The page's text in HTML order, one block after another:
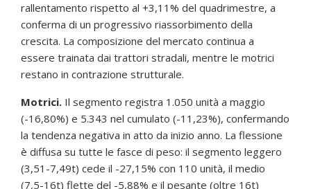
rallentamento rispetto al +3,11% del quadrimestre, a
conferma di un progressivo riassorbimento della
crescita. La composizione del mercato continua a
essere trainata dai trattori stradali, mentre le motrici
restano in contrazione strutturale.
Motrici. Il segmento registra 1.050 unità a maggio
(-16,80%) e 5.343 nel cumulato (-11,23%), confermando
la tendenza negativa in atto da inizio anno. La flessione
è diffusa su tutte le fasce di peso: il segmento leggero
(3,51-7,49t) cede il -27,15% con 110 unità, il medio
(7,5-16t) flette del -5,88% e il pesante (oltre 16t)